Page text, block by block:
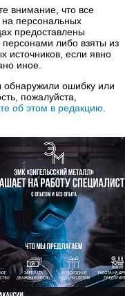
внимание, что все
персональных
предоставлены
либо взяты из
источников, если явно
иное.
обнаружили ошибку или
пожалуйста,
об этом в редакцию